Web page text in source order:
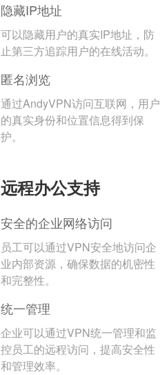
隐藏IP地址
可以隐藏用户的真实IP地址，防
止第三方追踪用户的在线活动。
匿名浏览
通过AndyVPN访问互联网，用户
的真实身份和位置信息得到保
护。
远程办公支持
安全的企业网络访问
员工可以通过VPN安全地访问企
业内部资源，确保数据的机密性
和完整性。
统一管理
企业可以通过VPN统一管理和监
控员工的远程访问，提高安全性
和管理效率。